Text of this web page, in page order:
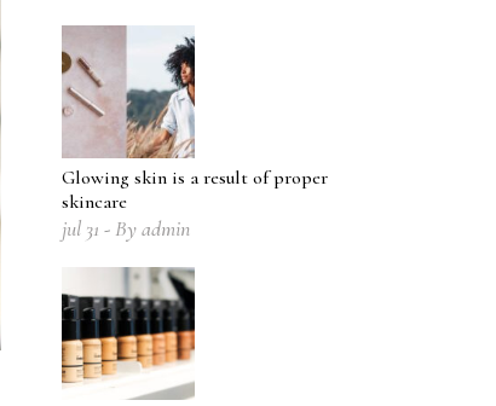
Glowing skin is a result of proper
skincare
jul 31 Byadmin